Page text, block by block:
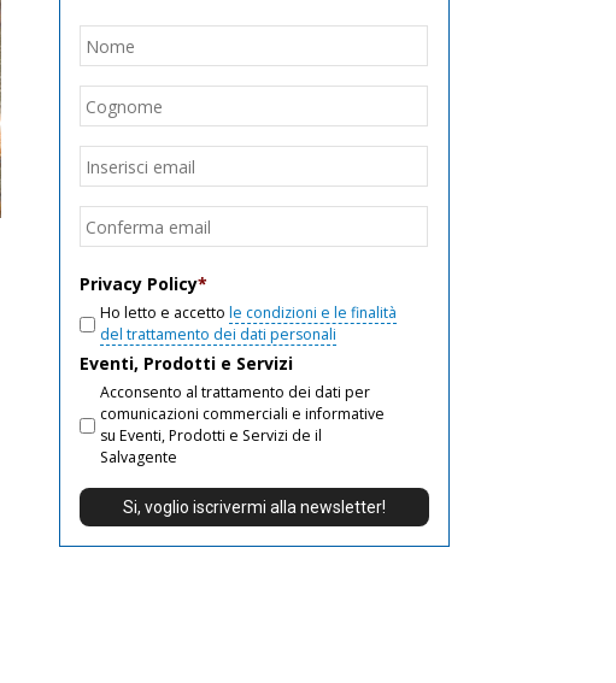
Nome
Email
Privacy Policy*
Ho letto e accetto le condizioni e le finalità
del trattamento dei dati personali
Eventi, Prodotti e Servizi
Acconsento al trattamento dei dati per
comunicazioni commerciali e informative
su Eventi, Prodotti e Servizi de il
Salvagente